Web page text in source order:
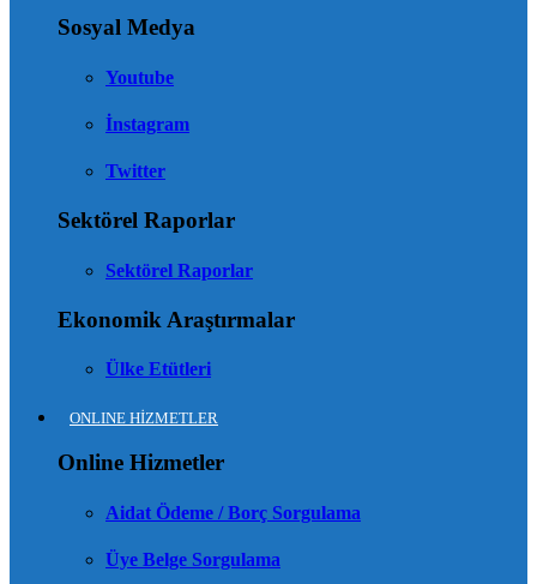
Sosyal Medya
Youtube
İnstagram
Twitter
Sektörel Raporlar
Sektörel Raporlar
Ekonomik Araştırmalar
Ülke Etütleri
ONLINE HİZMETLER
Online Hizmetler
Aidat Ödeme / Borç Sorgulama
Üye Belge Sorgulama